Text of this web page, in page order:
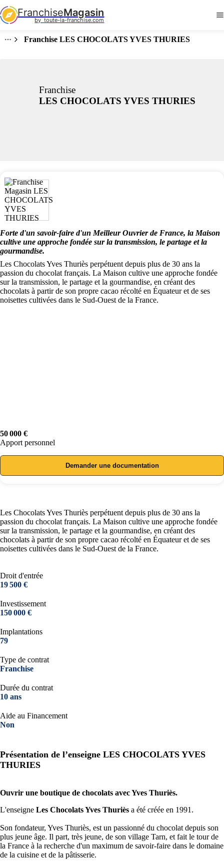
FranchiseMagasin
by  toute-la-franchise.com
Franchise LES CHOCOLATS YVES THURIES
Franchise
LES CHOCOLATS YVES THURIES
Forte d'un savoir-faire d'un Meilleur Ouvrier de France, la Maison
cultive une approche fondée sur la transmission, le partage et la
gourmandise.
Les Chocolats Yves Thuriès perpétuent depuis plus de 30 ans la
passion du chocolat français. La Maison cultive une approche fondée
sur la transmission, le partage et la gourmandise, en créant des
chocolats à partir de son propre cacao récolté en Équateur et de ses
noisettes cultivées dans le Sud-Ouest de la France.
50 000 €
Apport personnel
Demander une documentation
Les Chocolats Yves Thuriès perpétuent depuis plus de 30 ans la
passion du chocolat français. La Maison cultive une approche fondée
sur la transmission, le partage et la gourmandise, en créant des
chocolats à partir de son propre cacao récolté en Équateur et de ses
noisettes cultivées dans le Sud-Ouest de la France.
Droit d'entrée
19 500 €
Investissement
150 000 €
Implantations
79
Type de contrat
Franchise
Durée du contrat
10 ans
Aide au Financement
Non
Présentation de l’enseigne LES CHOCOLATS YVES
THURIES
Ouvrir une boutique de chocolats avec Yves Thuriès.
L'enseigne Les Chocolats Yves Thuriès a été créée en 1991.
Son fondateur, Yves Thuriès, est un passionné du chocolat depuis son
plus jeune âge. Il part, très jeune, de son village Tarn, et fait le tour de
la France à la recherche d'un maximum de savoir-faire dans le domaine
de la cuisine et de la pâtisserie.